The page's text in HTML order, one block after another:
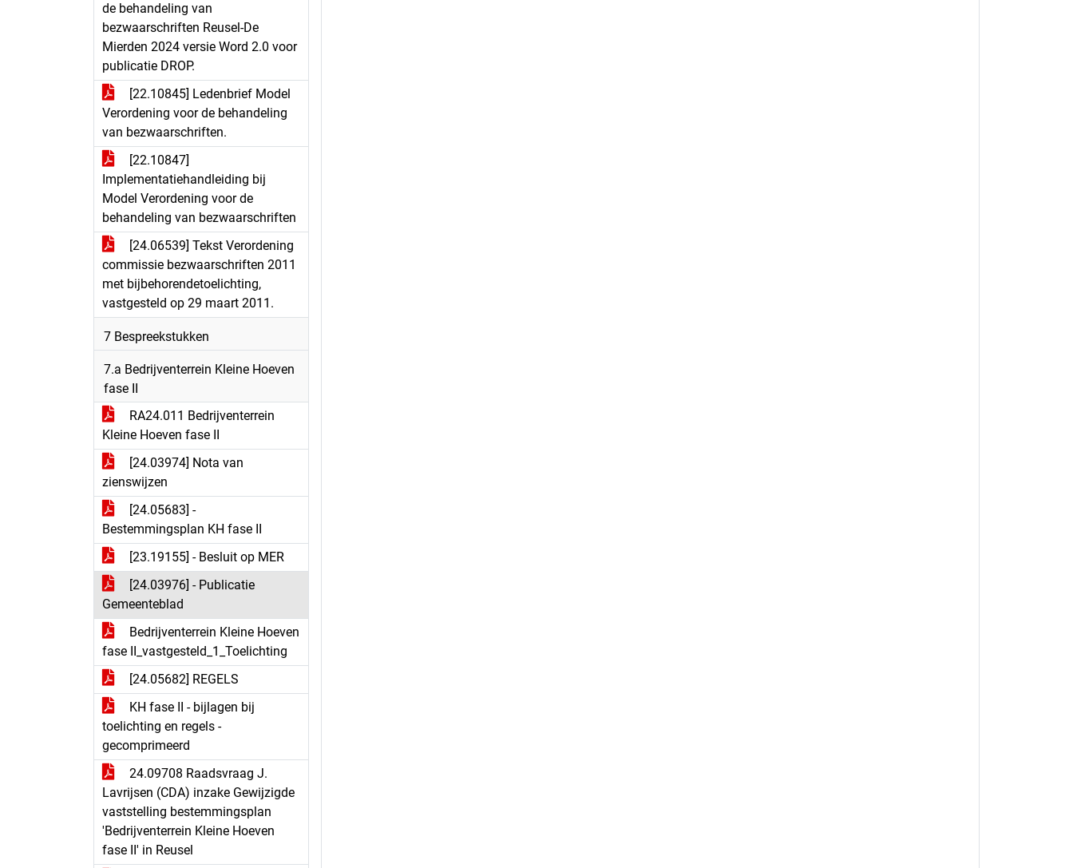
de behandeling van
bezwaarschriften Reusel-De
Mierden 2024 versie Word 2.0 voor
publicatie DROP.
[22.10845] Ledenbrief Model
Verordening voor de behandeling
van bezwaarschriften.
[22.10847]
Implementatiehandleiding bij
Model Verordening voor de
behandeling van bezwaarschriften
[24.06539] Tekst Verordening
commissie bezwaarschriften 2011
met bijbehorendetoelichting,
vastgesteld op 29 maart 2011.
7 Bespreekstukken
7.a Bedrijventerrein Kleine Hoeven
fase II
RA24.011 Bedrijventerrein
Kleine Hoeven fase II
[24.03974] Nota van
zienswijzen
[24.05683] -
Bestemmingsplan KH fase II
[23.19155] - Besluit op MER
[24.03976] - Publicatie
Gemeenteblad
Bedrijventerrein Kleine Hoeven
fase II_vastgesteld_1_Toelichting
[24.05682] REGELS
KH fase II - bijlagen bij
toelichting en regels -
gecomprimeerd
24.09708 Raadsvraag J.
Lavrijsen (CDA) inzake Gewijzigde
vaststelling bestemmingsplan
'Bedrijventerrein Kleine Hoeven
fase II' in Reusel